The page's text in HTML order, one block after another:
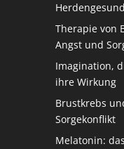
Therapie von
Angst und
Imagination,
ihre Wirkung
Brustkrebs
Sorgekonflikt
Melatonin: